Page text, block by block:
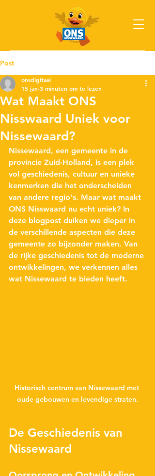
Post
Wat Maakt ONS
Nisswaard Uniek voor
Nissewaard?
onsdigitaal
15 jan 3 minuten om te lezen
Nissewaard, een gemeente in de
provincie Zuid-Holland, is een plek
vol geschiedenis, cultuur en unieke
kenmerken die het onderscheiden
van andere regio's. Maar wat maakt
ONS Nisswaard nu echt uniek? In
deze blogpost duiken we dieper in
de verschillende aspecten die deze
gemeente zo bijzonder maken. Van
de rijke geschiedenis tot de moderne
ontwikkelingen, we verkennen alles
wat Nissewaard te bieden heeft.
Historisch centrum van Nissewaard met
oude gebouwen en levendige straten.
De Geschiedenis van
Nissewaard